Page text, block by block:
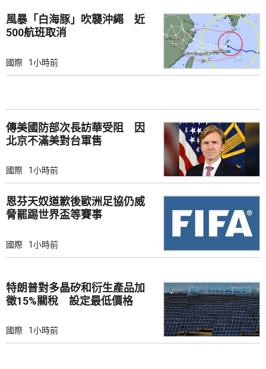
風暴「白海豚」吹襲沖繩 近
500航班取消
國際 1小時前
傳美國防部次長訪華受阻 因
北京不滿美對台軍售
國際 1小時前
恩芬天奴道歉後歐洲足協仍威
脅罷踢世界盃等賽事
國際 1小時前
特朗普對多晶矽和衍生產品加
徵15%關稅 設定最低價格
國際 1小時前